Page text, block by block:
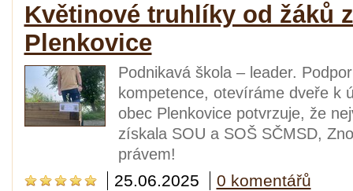
Květinové truhlíky od žáků
Plenkovice
Podnikavá škola – leader.
kompetence, otevíráme dveře k
obec Plenkovice potvrzuje, že
získala SOU a SOŠ SČMSD,
právem!
25.06.2025 0 komentářů